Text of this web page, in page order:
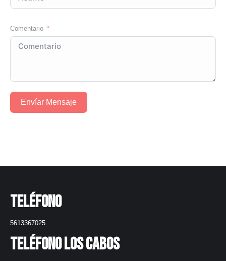
Comentario
Envíar Mensaje
Teléfono
5613367025
Teléfono Los Cabos